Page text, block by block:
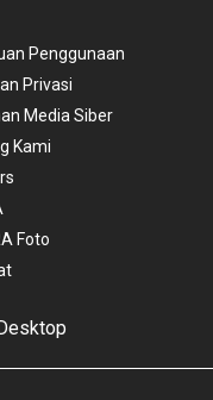
Penggunaan
Privasi
Media Siber
Kami
Foto